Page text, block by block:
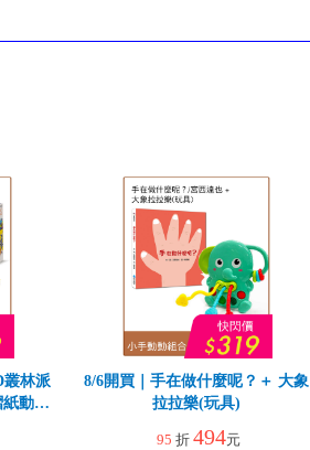
叢林派
動物
8/6開買｜手在做什麼呢？＋ 大象
拉拉樂(玩具)
95 折 494元